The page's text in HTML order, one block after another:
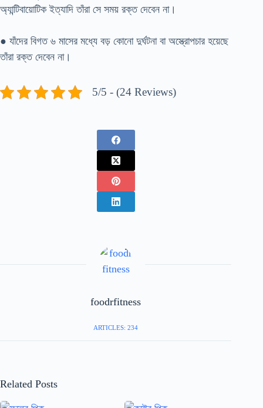
অ্যান্টিবায়োটিক ইত্যাদি তাঁরা সে সময় রক্ত দেবেন না।
● যাঁদের বিগত ৬ মাসের মধ্যে বড় কোনো দুর্ঘটনা বা অস্ত্রোপচার হয়েছে
তাঁরা রক্ত দেবেন না।
5/5 - (24 Reviews)
foodrfitness
ARTICLES: 234
Related Posts